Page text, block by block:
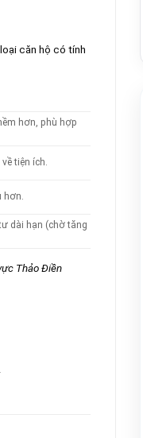
căn hộ có tính
hơn, phù hợp
tiện ích.
hơn.
dài hạn (chờ tăng
Thảo Điền